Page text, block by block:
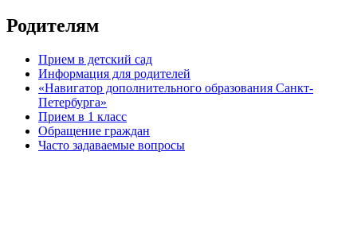
Родителям
Прием в детский сад
Информация для родителей
«Навигатор дополнительного образования Санкт-
Петербурга»
Прием в 1 класс
Обращение граждан
Часто задаваемые вопросы